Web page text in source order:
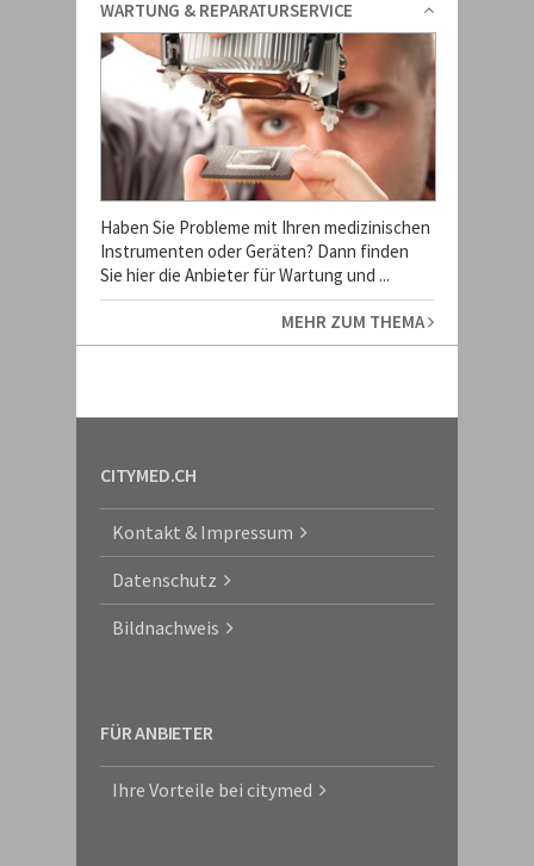
WARTUNG & REPARATURSERVICE
Haben Sie Probleme mit Ihren medizinischen
Instrumenten oder Geräten? Dann finden
Sie hier die Anbieter für Wartung und ...
MEHR ZUM THEMA
CITYMED.CH
Kontakt & Impressum
Datenschutz
Bildnachweis
FÜR ANBIETER
Ihre Vorteile bei citymed